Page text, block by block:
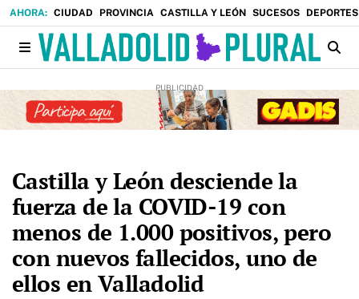
CIUDAD PROVINCIA CASTILLA Y LEÓN SUCESOS DEPORTES
Castilla y León desciende la
fuerza de la COVID-19 con
menos de 1.000 positivos, pero
con nuevos fallecidos, uno de
ellos en Valladolid